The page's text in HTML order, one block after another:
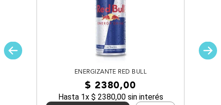
ENERGIZANTE RED BULL
$ 2380,00
Hasta 1x $ 2380,00sin interés